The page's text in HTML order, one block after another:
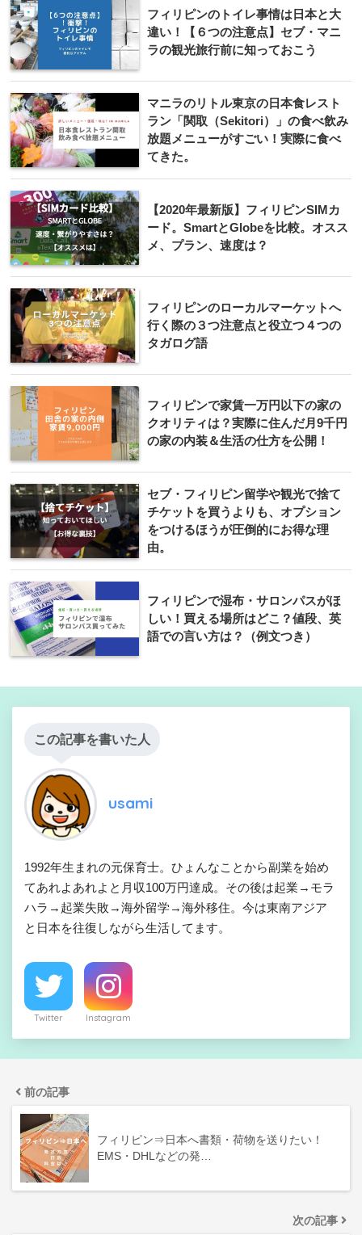
フィリピンのトイレ事情は日本と大
違い！【６つの注意点】セブ・マニ
ラの観光旅行前に知っておこう
マニラのリトル東京の日本食レスト
ラン「関取（Sekitori）」の食べ飲み
放題メニューがすごい！実際に食べ
てきた。
【2020年最新版】フィリピンSIMカ
ード。SmartとGlobeを比較。オスス
メ、プラン、速度は？
フィリピンのローカルマーケットへ
行く際の３つ注意点と役立つ４つの
タガログ語
フィリピンで家賃一万円以下の家の
クオリティは？実際に住んだ月9千円
の家の内装＆生活の仕方を公開！
セブ・フィリピン留学や観光で捨て
チケットを買うよりも、オプション
をつけるほうが圧倒的にお得な理
由。
フィリピンで湿布・サロンパスがほ
しい！買える場所はどこ？値段、英
語での言い方は？（例文つき）
この記事を書いた人
usami
1992年生まれの元保育士。ひょんなことから副業を始め
てあれよあれよと月収100万円達成。その後は起業→モラ
ハラ→起業失敗→海外留学→海外移住。今は東南アジア
と日本を往復しながら生活してます。
Twitter Instagram
前の記事
フィリピン⇒日本へ書類・荷物を送りたい！
EMS・DHLなどの発…
次の記事